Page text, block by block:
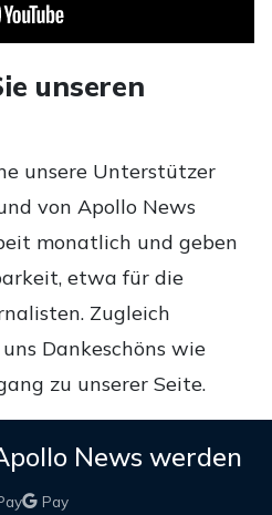
unseren
unsere Unterstützer
von Apollo News
monatlich und geben
etwa für die
Zugleich
Dankeschöns wie
zu unserer Seite.
News werden
Pay